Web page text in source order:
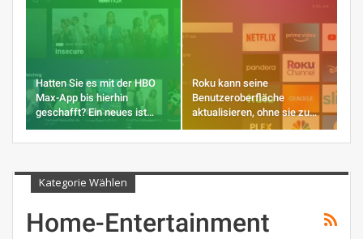
Hatten Sie es mit der HBO
Max-App bis hierhin
geschafft? Ein neues ist…
Roku kann seine
Benutzeroberfläche
aktualisieren, ohne sie zu…
Kategorie Wählen
Home-Entertainment